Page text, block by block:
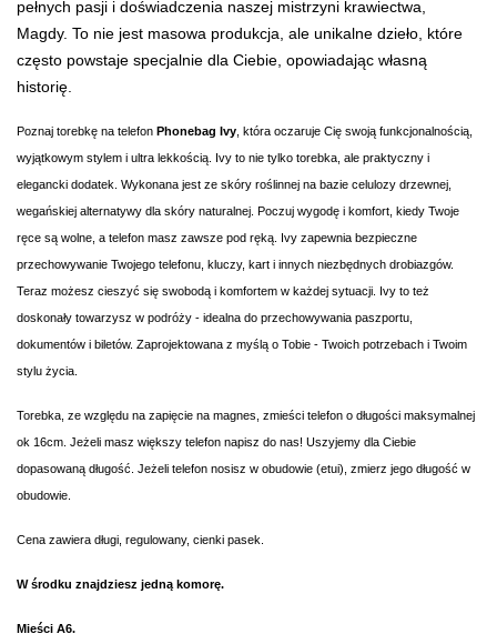
pełnych pasji i doświadczenia naszej mistrzyni krawiectwa,
Magdy. To nie jest masowa produkcja, ale unikalne dzieło, które
często powstaje specjalnie dla Ciebie, opowiadając własną
historię.
Poznaj torebkę na telefon Phonebag Ivy , która oczaruje Cię swoją funkcjonalnością,
wyjątkowym stylem i ultra lekkością. Ivy to nie tylko torebka, ale praktyczny i
elegancki dodatek. Wykonana jest ze skóry roślinnej na bazie celulozy drzewnej,
wegańskiej alternatywy dla skóry naturalnej. Poczuj wygodę i komfort, kiedy Twoje
ręce są wolne, a telefon masz zawsze pod ręką. Ivy zapewnia bezpieczne
przechowywanie Twojego telefonu, kluczy, kart i innych niezbędnych drobiazgów.
Teraz możesz cieszyć się swobodą i komfortem w każdej sytuacji. Ivy to też
doskonały towarzysz w podróży - idealna do przechowywania paszportu,
dokumentów i biletów. Zaprojektowana z myślą o Tobie - Twoich potrzebach i Twoim
stylu życia.
Torebka, ze względu na zapięcie na magnes, zmieści telefon o długości maksymalnej
ok 16cm. Jeżeli masz większy telefon napisz do nas! Uszyjemy dla Ciebie
dopasowaną długość. Jeżeli telefon nosisz w obudowie (etui), zmierz jego długość w
obudowie.
Cena zawiera długi, regulowany, cienki pasek.
W środku znajdziesz jedną komorę.
Mieści A6.